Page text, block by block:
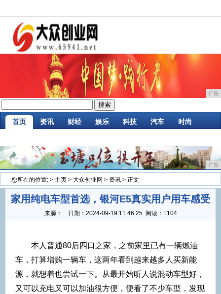
广告
首页 资讯 财经 娱乐 科技 汽车 时尚
广告
您所在的位置: > 主页 > 大众创业网 > 资讯 > 正文
家用纯电车型首选，银河E5真实用户用车感受
来源： 日期： 2024-09-19 11:46:25 阅读：1104
本人普通80后四口之家，之前家里已有一辆燃油
车，打算增购一辆车，这两年看到越来越多人买新能
源，就想着也尝试一下。从最开始听人说混动车型好，
又可以充电又可以加油很方便，便看了不少车型，发现